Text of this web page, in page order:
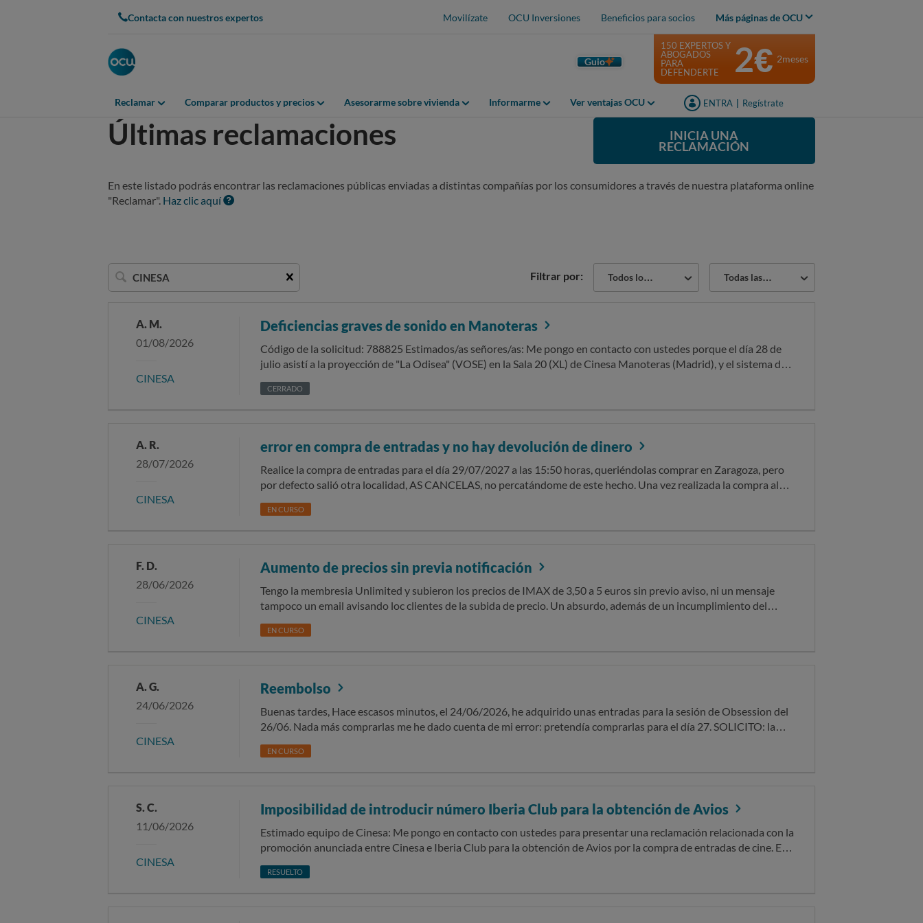
Contacta con nuestros expertos Movilízate OCU Inversiones Beneficios para socios Más páginas de OCU
Guio
Reclamar Comparar productos y precios Asesorarme sobre vivienda Informarme Ver ventajas OCU ENTRA Regístrate
150 EXPERTOS Y
ABOGADOS
PARA
DEFENDERTE
2€ 2meses
Últimas reclamaciones INICIA UNA
RECLAMACIÓN
En este listado podrás encontrar las reclamaciones públicas enviadas a distintas compañías por los consumidores a través de nuestra plataforma online
"Reclamar". Haz clic aquí
Buscar
una
Filtrar por: Todos los sectores Todas las reclamaciones
A. M.
01/08/2026
CINESA
Deficiencias graves de sonido en Manoteras
Código de la solicitud: 788825 Estimados/as señores/as: Me pongo en contacto con ustedes porque el día 28 de
julio asistí a la proyección de "La Odisea" (VOSE) en la Sala 20 (XL) de Cinesa Manoteras (Madrid), y el sistema de
sonido tras la pantalla presentaba un estado extremadamente deficiente, distorsionado y sin claridad, haciendo
los diálogos ininteligibles y las escenas de acción un ruido insoportable, lo que destrozó la experiencia
el sistema de sonido estaba averiado y que ya habían procedido a cambiar las membranas de los altavoces,
confirmando así que Cinesa era conocedora de la avería y, pese a ello, seguía cobrando el precio de entrada
premium (XL) en una sala con el sonido en estado deficiente. Me informó que no podía gestionar mi reclamación y
que me darían una respuesta pronto. SOLICITO que se inste a Cinesa a revisar la solicitud y responderme con la
CERRADO
A. R.
28/07/2026
CINESA
error en compra de entradas y no hay devolución de dinero
Realice la compra de entradas para el día 29/07/2027 a las 15:50 horas, queriéndolas comprar en Zaragoza, pero
por defecto salió otra localidad, AS CANCELAS, no percatándome de este hecho. Una vez realizada la compra al
comprobar el correo electrónico, observe que dichas entradas eran para otro cine de otra localidad diferente a
zaragoza. He leído la política de devolución del importe pagado indicando que no se devuelve al haber aceptado
EN CURSO
F. D.
28/06/2026
CINESA
Aumento de precios sin previa notificación
Tengo la membresia Unlimited y subieron los precios de IMAX de 3,50 a 5 euros sin previo aviso, ni un mensaje
tampoco un email avisando loc clientes de la subida de precio. Un absurdo, además de un incumplimiento del
contrato. En los términos del contrato pone claramente que el cliente tiene que ser avisado sobre cualquier
cambio de tarifas y no fue así.
EN CURSO
A. G.
24/06/2026
CINESA
Reembolso
Buenas tardes, Hace escasos minutos, el 24/06/2026, he adquirido unas entradas para la sesión de Obsession del
26/06. Nada más comprarlas me he dado cuenta de mi error: pretendía comprarlas para el día 27. SOLICITO: la
devolución del importe de las entradas.
EN CURSO
S. C.
11/06/2026
CINESA
Imposibilidad de introducir número Iberia Club para la obtención de Avios
Estimado equipo de Cinesa: Me pongo en contacto con ustedes para presentar una reclamación relacionada con la
promoción anunciada entre Cinesa e Iberia Club para la obtención de Avios por la compra de entradas de cine. El
pasado domingo realicé la compra de cinco entradas por un importe total de 45 euros, tal y como se refleja en el
justificante de compra que adjunto. Durante el proceso de compra intenté introducir mi número de socio de Iberia
RESUELTO